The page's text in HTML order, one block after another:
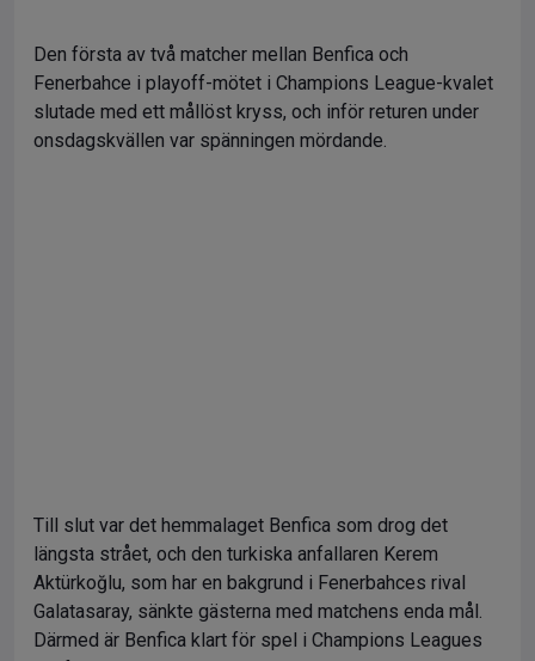
Den första av två matcher mellan Benfica och
Fenerbahce i playoff-mötet i Champions League-kvalet
slutade med ett mållöst kryss, och inför returen under
onsdagskvällen var spänningen mördande.
Till slut var det hemmalaget Benfica som drog det
längsta strået, och den turkiska anfallaren Kerem
Aktürkoğlu, som har en bakgrund i Fenerbahces rival
Galatasaray, sänkte gästerna med matchens enda mål.
Därmed är Benfica klart för spel i Champions Leagues